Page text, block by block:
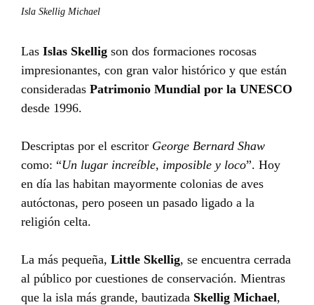
Isla Skellig Michael
Las Islas Skellig son dos formaciones rocosas
impresionantes, con gran valor histórico y que están
consideradas Patrimonio Mundial por la UNESCO
desde 1996.
Descriptas por el escritor George Bernard Shaw
como: “Un lugar increíble, imposible y loco”. Hoy
en día las habitan mayormente colonias de aves
autóctonas, pero poseen un pasado ligado a la
religión celta.
La más pequeña, Little Skellig, se encuentra cerrada
al público por cuestiones de conservación. Mientras
que la isla más grande, bautizada Skellig Michael,